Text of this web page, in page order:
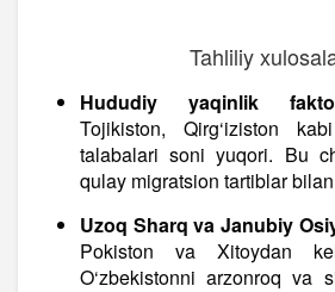
Tahliliy
Hududiy yaqinlik
Tojikiston, Qirg‘iziston
talabalari soni yuqori. Bu
qulay migratsion tartiblar
Uzoq Sharq va Janubiy
Pokiston va Xitoydan
O‘zbekistonni arzonroq va